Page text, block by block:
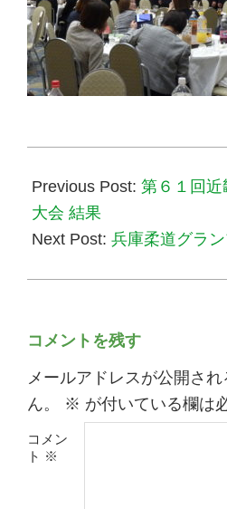
02-
03
Previous Post: 第６１回近
大会 結果
Next Post: 兵庫柔道グラ
コメントを残す
メールアドレスが公開さ
ん。
※ が付いている欄は
コメン
ト ※